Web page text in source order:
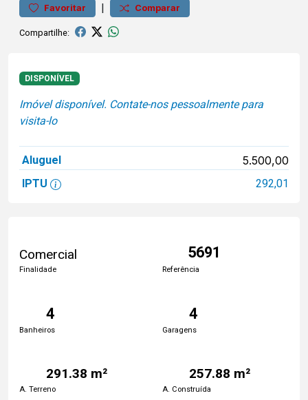
Favoritar | Comparar
Compartilhe:
DISPONÍVEL
Imóvel disponível. Contate-nos pessoalmente para
visita-lo
Aluguel 5.500,00
IPTU 292,01
Comercial
Finalidade
5691
Referência
4
Banheiros
4
Garagens
291.38 m²
A. Terreno
257.88 m²
A. Construída